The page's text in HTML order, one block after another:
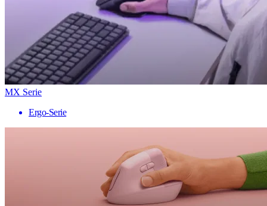
MX Serie
Ergo-Serie